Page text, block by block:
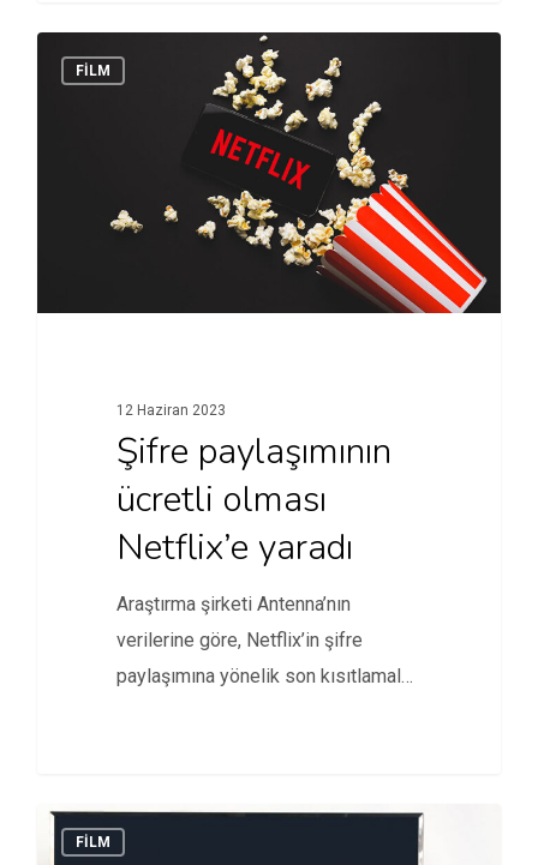
FİLM
12 Haziran 2023
Şifre paylaşımının
ücretli olması
Netflix’e yaradı
Araştırma şirketi Antenna’nın
verilerine göre, Netflix’in şifre
paylaşımına yönelik son kısıtlamaları
FİLM